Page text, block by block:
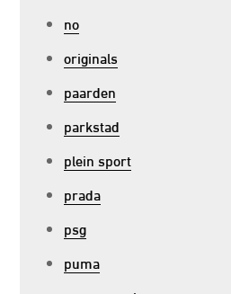
no
originals
paarden
parkstad
plein sport
prada
psg
puma